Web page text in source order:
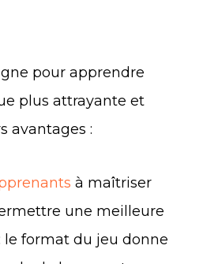
pour apprendre
plus attrayante et
avantages :
à maîtriser
une meilleure
le format du jeu donne